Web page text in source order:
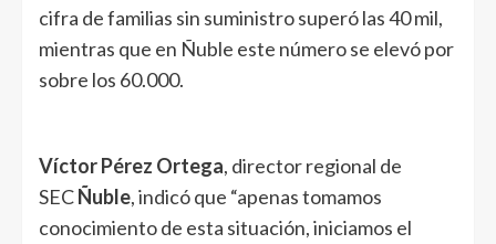
cifra de familias sin suministro superó las 40 mil,
mientras que en Ñuble este número se elevó por
sobre los 60.000.
Víctor Pérez Ortega, director regional de
SECÑuble, indicó que “apenas tomamos
conocimiento de esta situación, iniciamos el